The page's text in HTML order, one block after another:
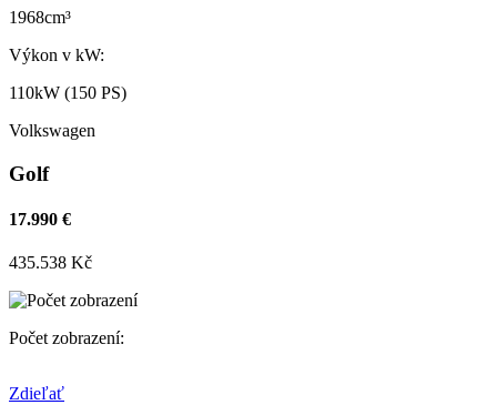
1968cm³
Výkon v kW:
110kW (150 PS)
Volkswagen
Golf
17.990 €
435.538 Kč
Počet zobrazení:
Zdieľať